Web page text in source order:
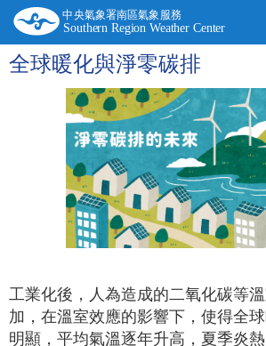
要
內
容
全球暖化與淨零碳排
工業化後，人為造成的二氧化碳等
加，在溫室效應的影響下，使得全
明顯，平均氣溫逐年升高，夏季炎